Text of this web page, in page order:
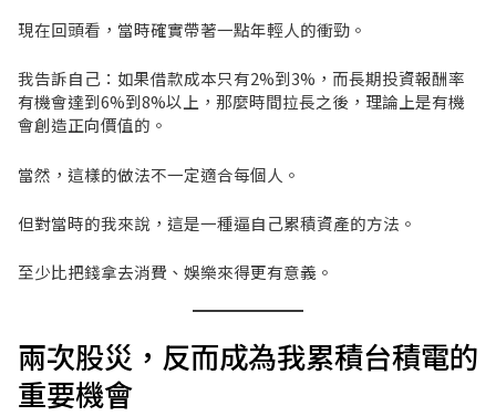
現在回頭看，當時確實帶著一點年輕人的衝勁。
我告訴自己：如果借款成本只有2%到3%，而長期投資報酬率
有機會達到6%到8%以上，那麼時間拉長之後，理論上是有機
會創造正向價值的。
當然，這樣的做法不一定適合每個人。
但對當時的我來說，這是一種逼自己累積資產的方法。
至少比把錢拿去消費、娛樂來得更有意義。
兩次股災，反而成為我累積台積電的
重要機會